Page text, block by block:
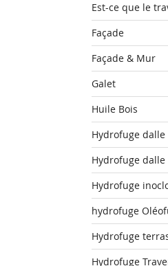
Est-ce que le
Façade
Façade & Mur
Galet
Huile Bois
Hydrofuge
Hydrofuge
Hydrofuge
hydrofuge
Hydrofuge
Hydrofuge